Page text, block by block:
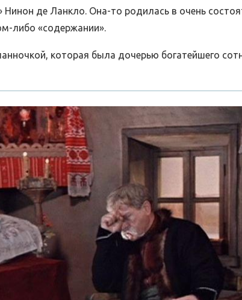
де Ланкло. Она-то родилась в очень
либо «содержании».
которая была дочерью богатейшего